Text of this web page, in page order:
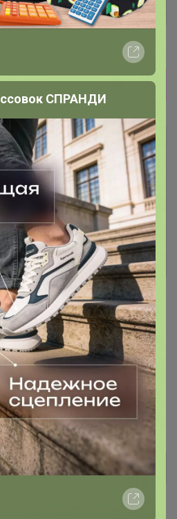
12K
28 сентября
выкупов
Артемида
озеро™
Sen Soy™
Баринофф™
СПРАНДИ